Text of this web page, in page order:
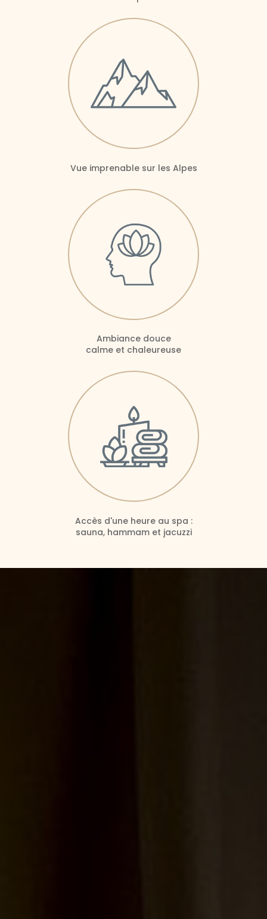
Vue imprenable sur les Alpes
Ambiance douce
calme et chaleureuse
Accès d'une heure au spa :
sauna, hammam et jacuzzi